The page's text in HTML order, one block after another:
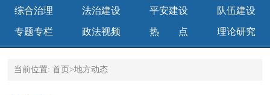
综合治理 法治建设 平安建设 队伍建设
专题专栏 政法视频 热 点 理论研究
当前位置:首页>地方动态